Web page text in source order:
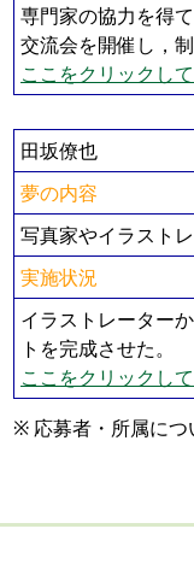
専門家の協力を得
交流会を開催し，
ここをクリックし
田坂僚也
夢の内容
写真家やイラスト
実施状況
イラストレーター
トを完成させた。
ここをクリックし
※ 応募者・所属につ